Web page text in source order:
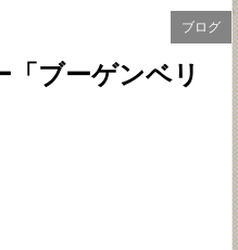
ブログ
「ブーゲンベリ